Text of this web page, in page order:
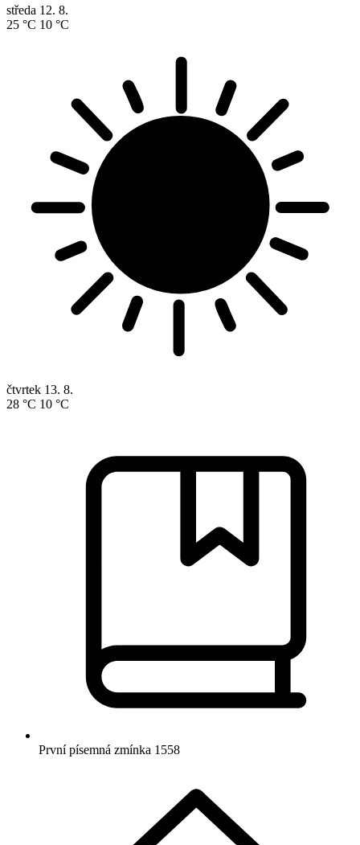
středa 12. 8.
25 °C 10 °C
čtvrtek 13. 8.
28 °C 10 °C
První písemná zmínka 1558